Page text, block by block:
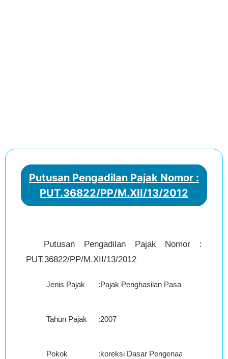
Putusan Pengadilan Pajak Nomor :
PUT.36822/PP/M.XII/13/2012
Putusan Pengadilan Pajak Nomor :
PUT.36822/PP/M.XII/13/2012
Jenis Pajak :Pajak Penghasilan Pasal 26
Tahun Pajak :2007
Pokok
:koreksi Dasar Pengenaan Pajak Pajak